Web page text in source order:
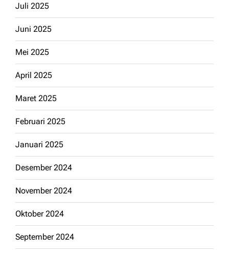
Juli 2025
Juni 2025
Mei 2025
April 2025
Maret 2025
Februari 2025
Januari 2025
Desember 2024
November 2024
Oktober 2024
September 2024